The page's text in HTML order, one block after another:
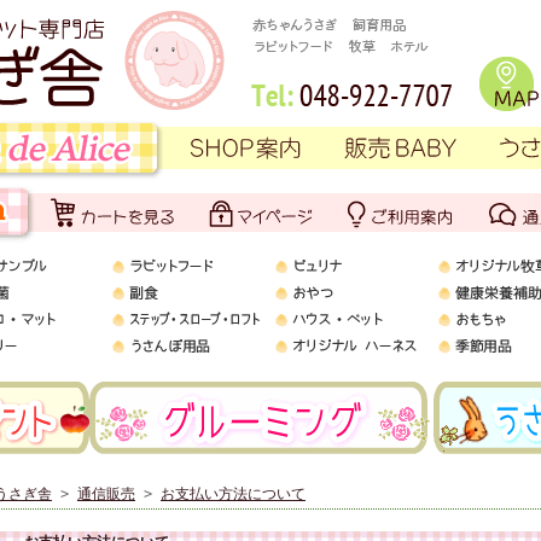
さぎ舎 > 通信販売 > お支払い方法について